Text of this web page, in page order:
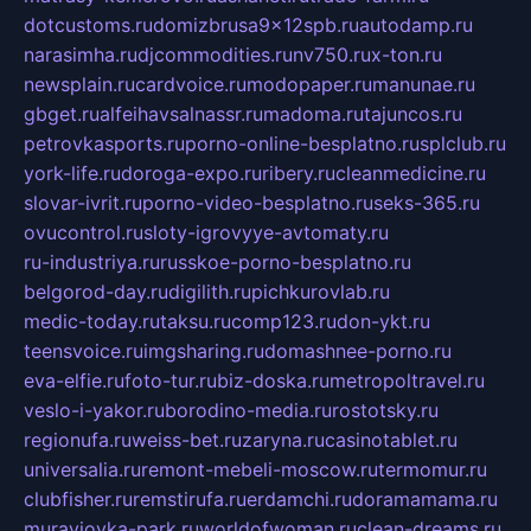
dotcustoms.rudomizbrusa9x12spb.ruautodamp.ru
narasimha.rudjcommodities.runv750.rux-ton.ru
newsplain.rucardvoice.rumodopaper.rumanunae.ru
gbget.rualfeihavsalnassr.rumadoma.rutajuncos.ru
petrovkasports.ruporno-online-besplatno.rusplclub.ru
york-life.rudoroga-expo.ruribery.rucleanmedicine.ru
slovar-ivrit.ruporno-video-besplatno.ruseks-365.ru
ovucontrol.rusloty-igrovyye-avtomaty.ru
ru-industriya.rurusskoe-porno-besplatno.ru
belgorod-day.rudigilith.rupichkurovlab.ru
medic-today.rutaksu.rucomp123.rudon-ykt.ru
teensvoice.ruimgsharing.rudomashnee-porno.ru
eva-elfie.rufoto-tur.rubiz-doska.rumetropoltravel.ru
veslo-i-yakor.ruborodino-media.rurostotsky.ru
regionufa.ruweiss-bet.ruzaryna.rucasinotablet.ru
universalia.ruremont-mebeli-moscow.rutermomur.ru
clubfisher.ruremstirufa.ruerdamchi.rudoramamama.ru